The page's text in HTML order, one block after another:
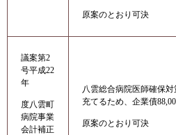
原案のとおり可決
議案第2
号平成22
年
度八雲町
病院事業
会計補正
八雲総合病院医師確保
充てるため、企業債
原案のとおり可決